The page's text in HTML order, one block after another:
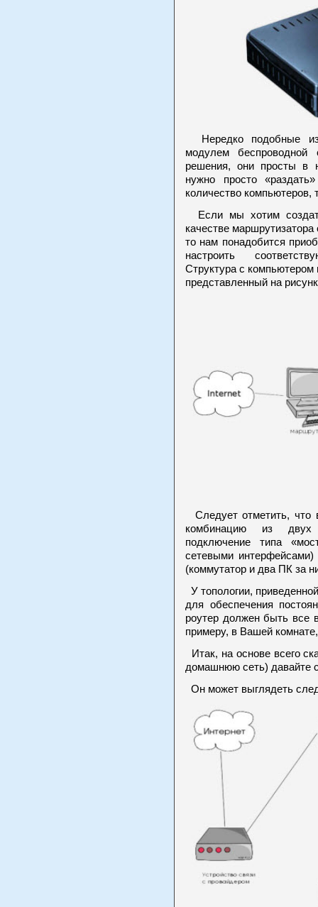
Нередко подобные
модулем
решения, они просты в
нужно просто
количество компьютеров,
Если мы хотим
качестве
то нам понадобится
настроить
Структура с
представленный на
Следует отметить,
комбинацию из двух
подключение типа
сетевыми интерфейсами)
(коммутатор и два ПК за
У топологии,
для обеспечения
роутер должен быть все
примеру, в Вашей
Итак, на основе всего
домашнюю сеть) давайте
Он может выглядеть